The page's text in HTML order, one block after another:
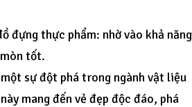
đựng thực phẩm: nhờ vào khả năng
tốt.
sự đột phá trong ngành vật liệu
mang đến vẻ đẹp độc đáo, phá